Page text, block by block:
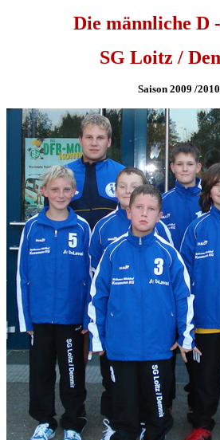
Die männliche D
SG Loitz /
Saison 2009 /2010